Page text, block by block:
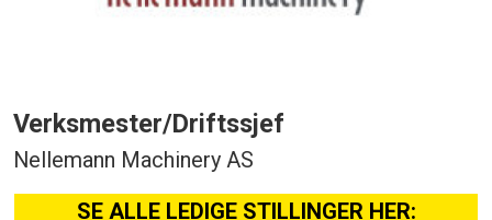
Verksmester/Driftssjef
Nellemann Machinery AS
SE ALLE LEDIGE STILLINGER HER: